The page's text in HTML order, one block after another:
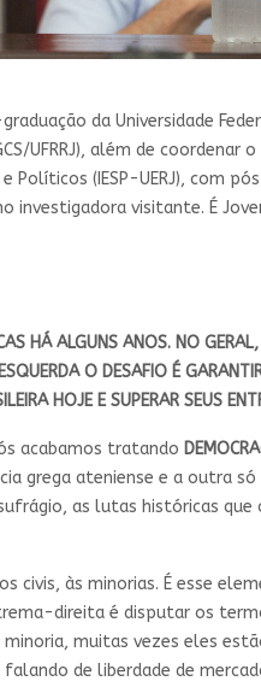
da Universidade
UFRRJ), além de
Políticos (IESP-UERJ), com
visitante. É
HÁ ALGUNS ANOS. NO
O DESAFIO É
HOJE E SUPERAR SEUS
acabamos tratando
grega ateniense e a outra só
as lutas históricas
civis, às minorias. É esse
direita é disputar os
muitas vezes eles
de liberdade de